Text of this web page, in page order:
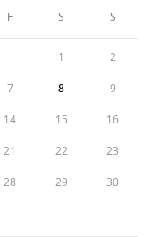
F S S
1 2
7 8 9
14 15 16
21 22 23
28 29 30